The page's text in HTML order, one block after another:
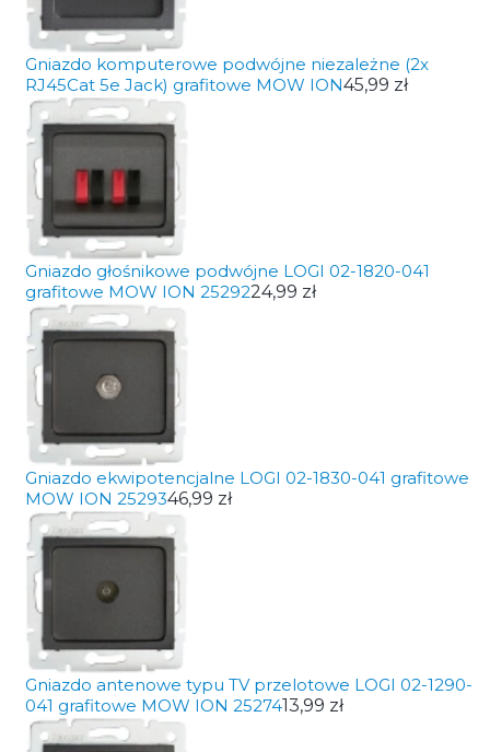
Gniazdo komputerowe podwójne niezależne (2x
RJ45Cat 5e Jack) grafitowe MOW ION45,99 zł
Gniazdo głośnikowe podwójne LOGI 02-1820-041
grafitowe MOW ION 2529224,99 zł
Gniazdo ekwipotencjalne LOGI 02-1830-041 grafitowe
MOW ION 2529346,99 zł
Gniazdo antenowe typu TV przelotowe LOGI 02-1290-
041 grafitowe MOW ION 2527413,99 zł